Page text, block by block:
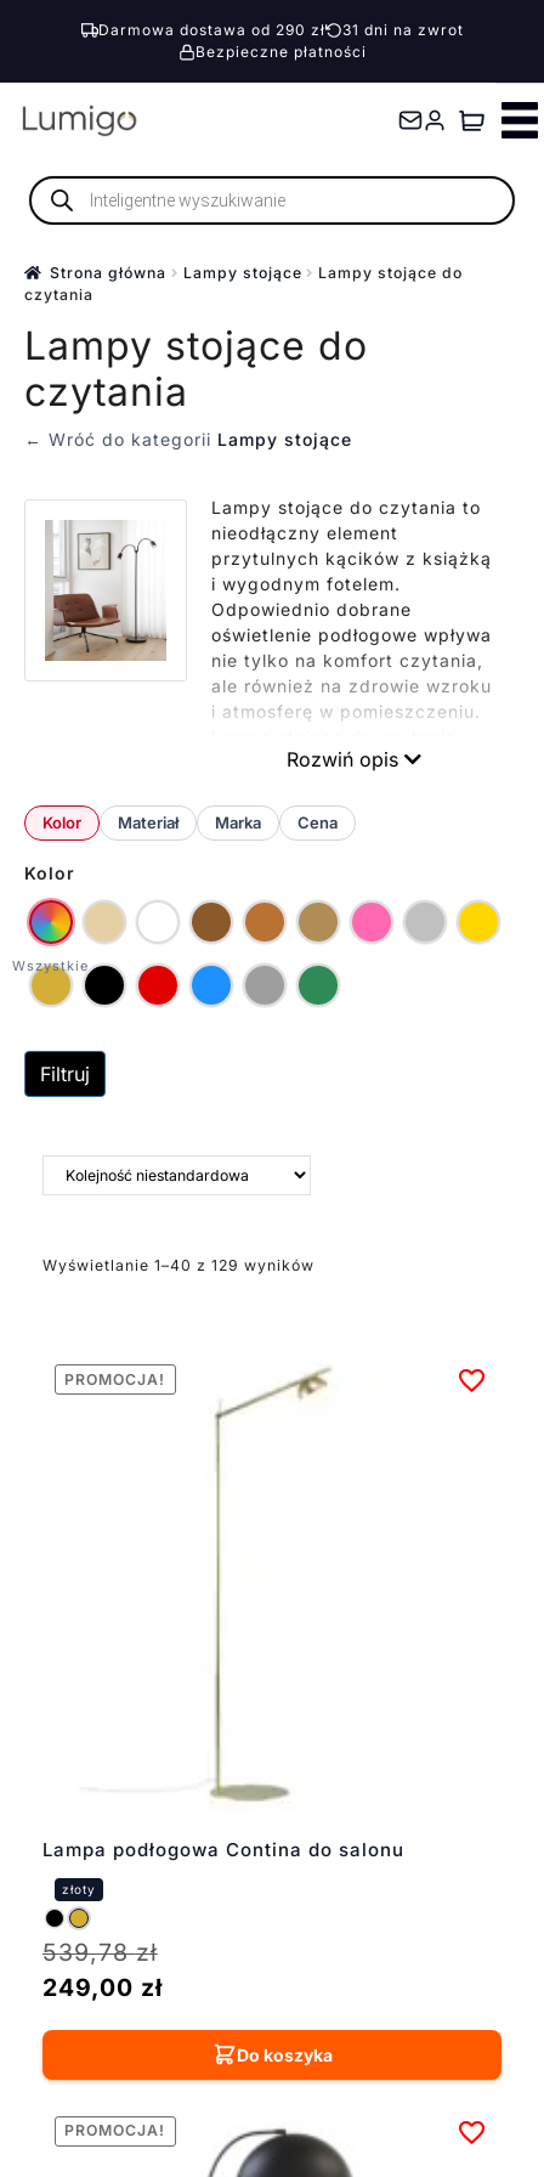
Darmowa dostawa od 290 zł
31 dni na zwrot
Bezpieczne płatności
Przejdź
nawigacji
Przejdź
treściWyszukiwarka
produktów
Strona główna Lampy stojące
Lampy stojące do
czytania
Lampy stojące do
czytania
← Wróć do kategorii Lampy stojące
Lampy stojące do czytania to
nieodłączny element
przytulnych kącików z książką
i wygodnym fotelem.
Odpowiednio dobrane
oświetlenie podłogowe wpływa
nie tylko na komfort czytania,
ale również na zdrowie wzroku
i atmosferę w pomieszczeniu.
powinna być funkcjonalna, ale
pasowała do wystroju wnętrza.
W naszej ofercie znajdziesz
kolorach i wariantach
technicznych.
Rozwiń opis
Kolor Materiał Marka Cena
Kolor
Filtruj
Wyświetlanie 1–40 z 129 wyników
Lampa podłogowa Contina do salonu
PROMOCJA!
539,78zł
249,00 zł
Do koszyka
PROMOCJA!